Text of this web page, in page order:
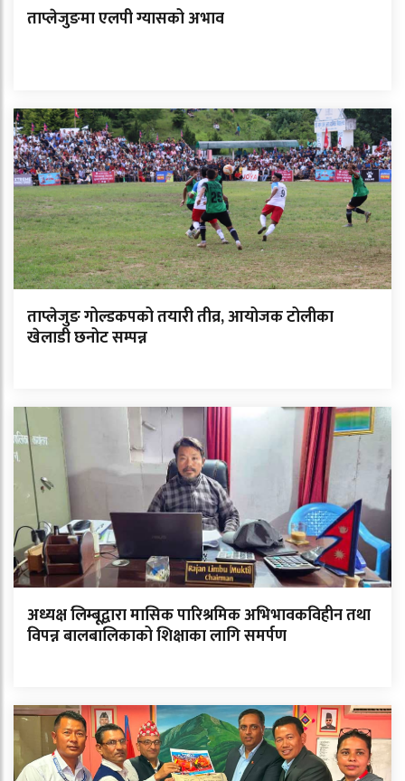
ताप्लेजुङमा एलपी ग्यासको अभाव
ताप्लेजुङ गोल्डकपको तयारी तीव्र, आयोजक टोलीका
खेलाडी छनोट सम्पन्न
अध्यक्ष लिम्बूद्वारा मासिक पारिश्रमिक अभिभावकविहीन तथा
विपन्न बालबालिकाको शिक्षाका लागि समर्पण